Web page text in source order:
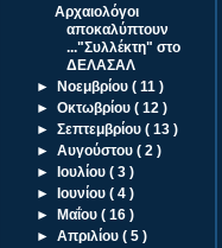
Αρχαιολόγοι
αποκαλύπτουν
..."Συλλέκτη" στο
ΔΕΛΑΣΑΛ
►
Νοεμβρίου( 11 )
►Οκτωβρίου( 12 )
►Σεπτεμβρίου( 13 )
►Αυγούστου( 2 )
►
Ιουλίου( 3 )
►
Ιουνίου( 4 )
►
Μαΐου( 16 )
►Απριλίου( 5 )